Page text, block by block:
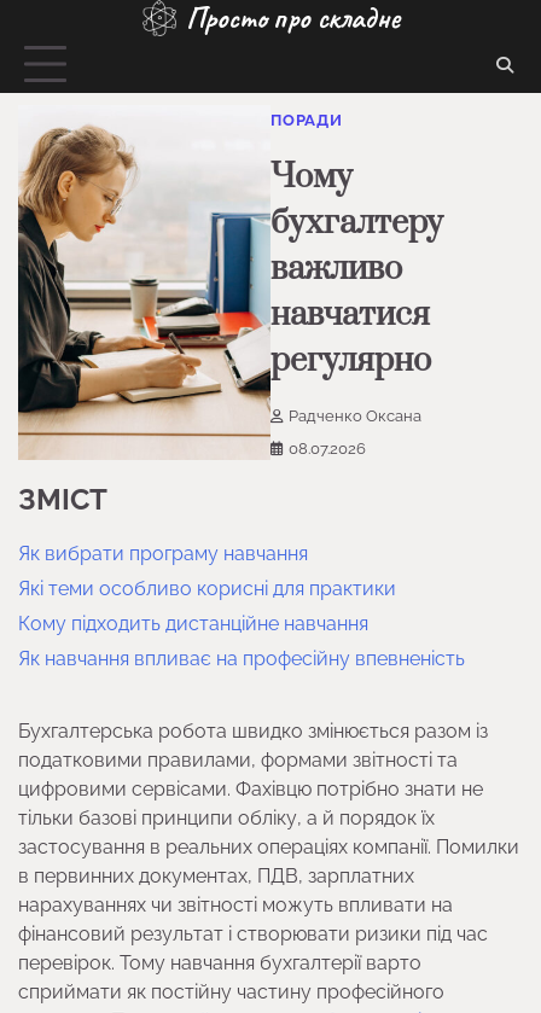
вмісту
Просто про складне
ПОРАДИ
Чому
бухгалтеру
важливо
навчатися
регулярно
Радченко Оксана
08.07.2026
ЗМІСТ
Як вибрати програму навчання
Які теми особливо корисні для практики
Кому підходить дистанційне навчання
Як навчання впливає на професійну впевненість
Бухгалтерська робота швидко змінюється разом із
податковими правилами, формами звітності та
цифровими сервісами. Фахівцю потрібно знати не
тільки базові принципи обліку, а й порядок їх
застосування в реальних операціях компанії. Помилки
в первинних документах, ПДВ, зарплатних
нарахуваннях чи звітності можуть впливати на
фінансовий результат і створювати ризики під час
перевірок. Тому навчання бухгалтерії варто
сприймати як постійну частину професійного